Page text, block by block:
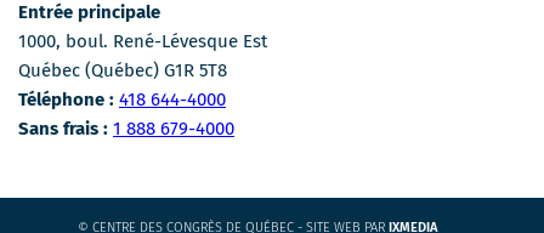
Entrée principale
1000, boul. René-Lévesque Est
Québec (Québec) G1R 5T8
Téléphone : Numéro de téléphone
418 644-4000
Sans frais : Numéro sans-frais
1 888 679-4000
© CENTRE DES CONGRÈS DE QUÉBEC - SITE WEB PAR IXMEDIACE